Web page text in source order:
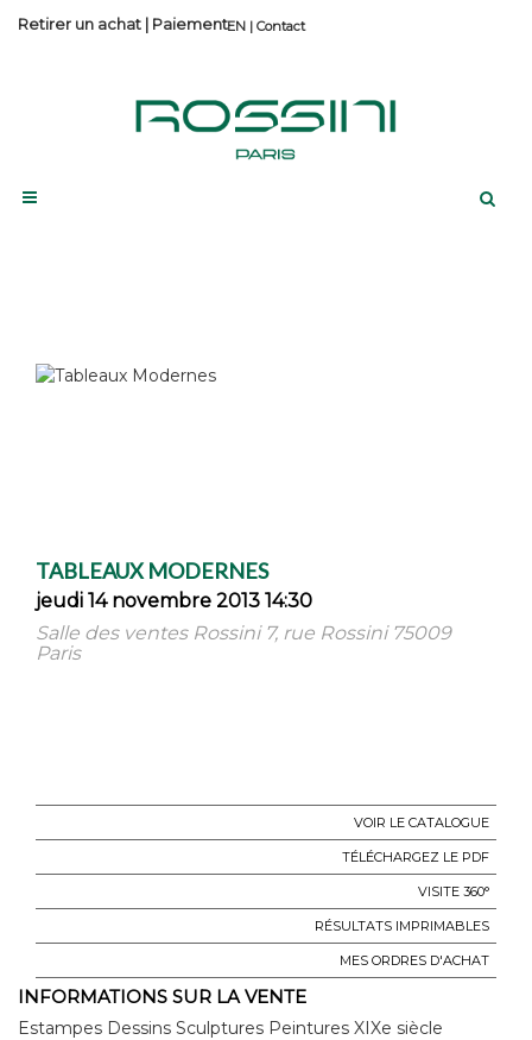
Contact
Retirer un achat | Paiement
TABLEAUX MODERNES
jeudi 14 novembre 2013 14:30
Salle des ventes Rossini 7, rue Rossini 75009
Paris
VOIR LE CATALOGUE
TÉLÉCHARGEZ LE PDF
VISITE 360°
RÉSULTATS IMPRIMABLES
MES ORDRES D'ACHAT
INFORMATIONS SUR LA VENTE
Estampes Dessins Sculptures Peintures XIXe siècle